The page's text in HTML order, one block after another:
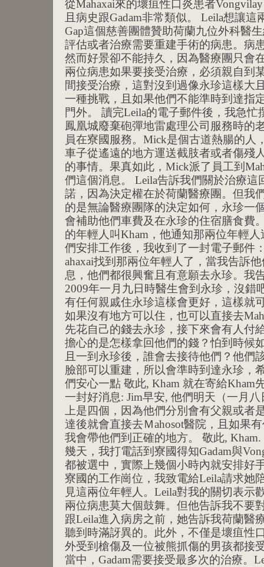
從Mahaxai來的壞疽性口炎患者
且病史跟Gadam非常類似。 Leila想讓這
Gap這個慈善團體贊助荷蘭九位外科醫
評估或者治療需要重建手術的病患。病
然而好景卻不能持久，因為醫療團只會
兩位病患如果要接受治療，必須親自到
間接受治療，這對沒到過像永珍這樣大
一種挑戰，且如果他們不能準時到達指
門外。 讀完Leila的電子郵件後，我急
鳳凰城廢棄砲彈地雷處理公司服務時的
員在寮國服務。Mick是個古道熱腸的人
車子從遙遠的地方運送截肢者或者傷殘
的事情。果真如此，Mick派了員工到
們這個消息。 Leila告訴我們關於治療這
諾，因為決定權在於荷蘭醫療團。但我
的是無論醫療團隊的決定如何，永珍一
會補助他們車費及在永珍的住宿膳食費
的年輕人叫Kham，他通知那兩位年輕
們安排工作後，我收到了一封電子郵件
ahaxai找到那兩位年輕人了，當我告訴
息，他們都很興奮且有意願去永珍。我
2009年一月九日時醫生會到永珍，沒錯
有任何親戚住永珍這樣會更好，這樣就
如果沒有地方可以住，也可以直接去
先花自己的錢去永珍，接下來會有人付
擔心的是怎樣拿回他們的錢？怕到時候
且一到永珍後，誰會去接待他們？他們
臉部可以重建，所以會準時到達永珍，
們安心一點 敬此, Kham 就在寄給Kham
一封好消息: Jim早安, 他們明天（一月
上是四個，因為他們分別會有父親或者
達後就會直接去Ｍahosot醫院，且如果
我會帶他們到正確的地方。 敬此,
幾天，我打電話到寮國得知Gadam與
都被選中，實際上幾個小時內就安排好
寮國的工作崗位，我致電給Leila請求她
見這兩位年輕人。Leila對我的關切表示
兩位病患莫大個鼓舞。但他告訴我不要
跟Leila進入病房之前，她告訴我荷蘭醫
聽到時滿訝異的。此外，不僅是壞疽性
外受到槍傷及一位被熊抓傷的男孩都接
當中，Gadam需要接受最多次的治療。